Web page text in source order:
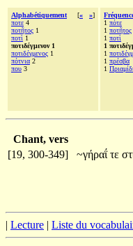
Alphabétiquement [« »]
ποτε 4
ποτῆτος 1
ποτὶ 1
ποτιδέγμενον 1
ποτιδέγμενος 1
πότνια 2
που 3
1 πότε
1 ποτῆτος
1 ποτὶ
1
1
1 πρέσβα
1
Chant, vers
[19, 300-349]
~γήραΐτε
| Lecture | Liste du